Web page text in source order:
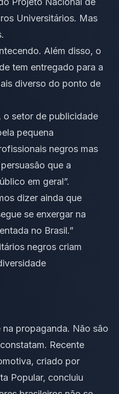
Universitários. Mas
Além disso, o
tem entregado para a
diverso do ponto de
o setor de publicidade
pequena
negros mas
que a
em geral”.
dizer ainda que
se enxergar na
no Brasil.”
negros criam
propaganda. Não são
Recente
criado por
Popular, concluiu